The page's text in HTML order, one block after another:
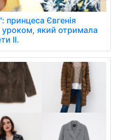
принцеса Євгенія
уроком, який отримала
ІІ.